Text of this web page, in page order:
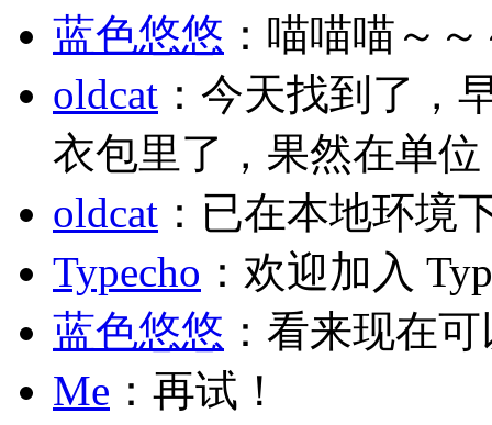
蓝色悠悠 ：喵喵喵～
oldcat ：今天找到了，
衣包里了，果然在单位
oldcat ：已在本地环境
Typecho ：欢迎加入
蓝色悠悠 ：看来现在
Me ：再试！